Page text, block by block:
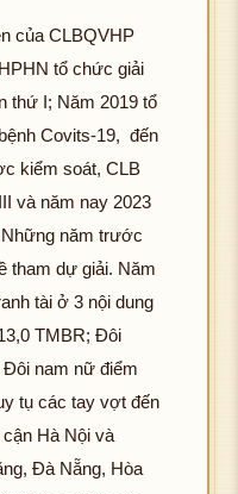
của CLBQVHP
tổ chức giải
thứ I; Năm 2019 tổ
Covits-19, đến
kiểm soát, CLB
và năm nay 2023
năm trước
tham dự giải. Năm
tài ở 3 nội dung
TMBR; Đôi
nam nữ điểm
tụ các tay vợt đến
Hà Nội và
Đà Nẵng, Hòa